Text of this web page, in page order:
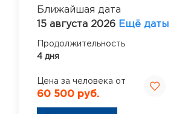
Ближайшая дата
15 августа 2026 Ещё даты
Продолжительность
4 дня
Цена за человека от
60 500 руб.